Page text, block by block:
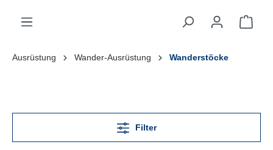
Ausrüstung Wander-Ausrüstung Wanderstöcke
Filter